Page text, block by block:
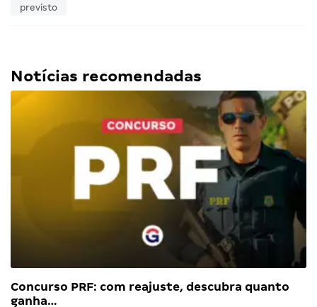
previsto
Notícias recomendadas
Concurso PRF: com reajuste, descubra quanto
ganha…